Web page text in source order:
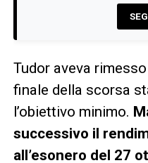
Tudor aveva
finale della scorsa
l’obiettivo minimo.
successivo il
all’esonero del 27